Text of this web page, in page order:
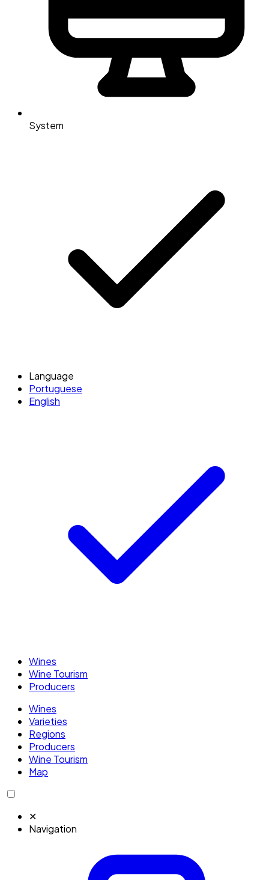
System
Language
Portuguese
English
Wines
Wine Tourism
Producers
Wines
Varieties
Regions
Producers
Wine Tourism
Map
✕
Navigation